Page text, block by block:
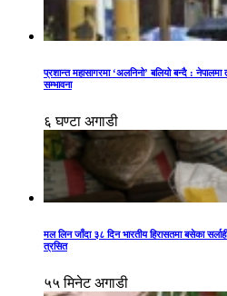
प्रशान्त महासागरमा ‘अलनिनो’ बलियो बन्दै :
सम्भावना
६ घण्टा अगाडी
मल लिन जाँदा ३८ दिन भारतीय हिरासतमा बसेका
त्रसित
५५ मिनेट अगाडी